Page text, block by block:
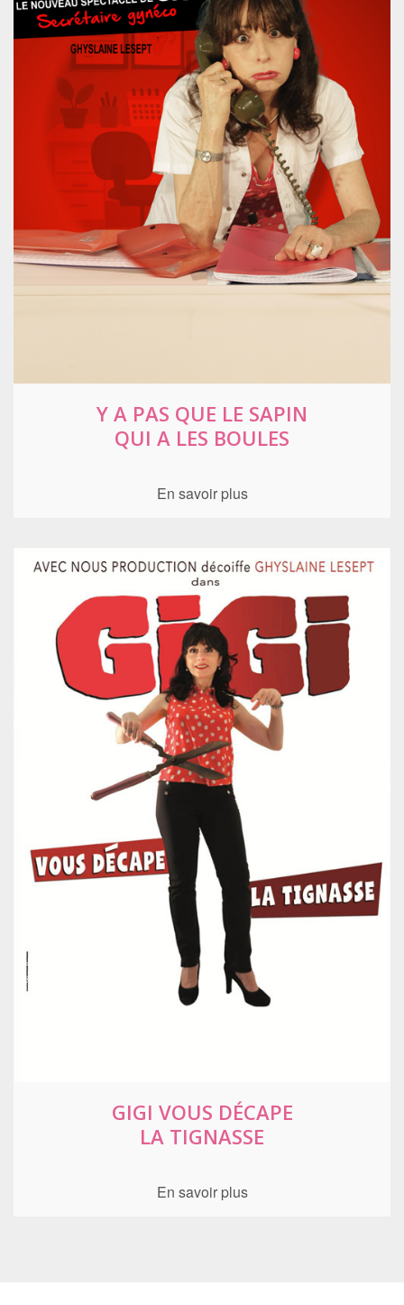
Y A PAS QUE LE SAPIN
QUI A LES BOULES
En savoir plus
GIGI VOUS DÉCAPE
LA TIGNASSE
En savoir plus